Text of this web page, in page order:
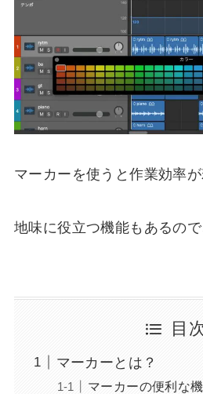
マーカーを使うと作業効率が
地味に役立つ機能もあるので
目
マーカーとは？
マーカーの便利な